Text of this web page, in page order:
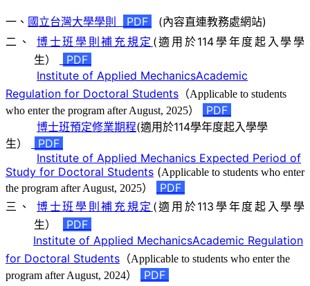
一、 國立台灣大學學則 PDF
(內容直連教務處網站)
二、
博士班學則補充規定 (適用於114學年度起入學學
生）
PDF
Institute of Applied MechanicsAcademic
Regulation for Doctoral Students （Applicable to students
who enter the program after August, 2025）
PDF
博士班預定修業期程(適用於114學年度起入學學
生）
PDF
Institute of Applied Mechanics Expected Period of
Study for Doctoral Students (Applicable to students who enter
the program after August, 2025）
PDF
三、
博士班學則補充規定 (適用於113學年度起入學學
生）
PDF
Institute of Applied MechanicsAcademic Regulation
for Doctoral Students （Applicable to students who enter the
program after August, 2024）
PDF